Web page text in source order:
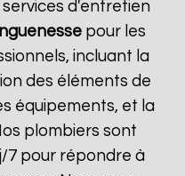
d'entretien
pour les
incluant la
des éléments de
équipements, et la
plombiers sont
7 pour répondre à